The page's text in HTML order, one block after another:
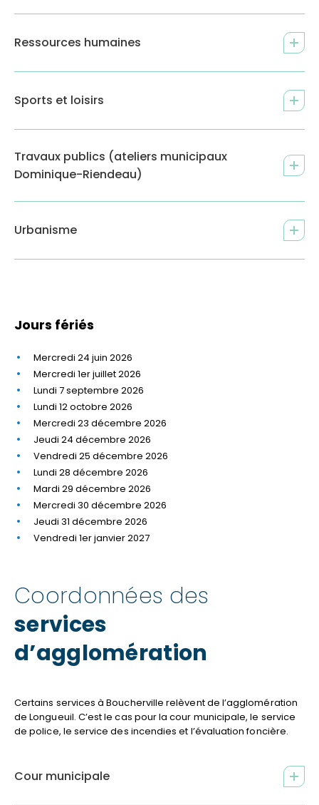
Ressources humaines
Sports et loisirs
Travaux publics (ateliers municipaux
Dominique-Riendeau)
Urbanisme
Jours fériés
Mercredi 24 juin 2026
Mercredi 1er juillet 2026
Lundi 7 septembre 2026
Lundi 12 octobre 2026
Mercredi 23 décembre 2026
Jeudi 24 décembre 2026
Vendredi 25 décembre 2026
Lundi 28 décembre 2026
Mardi 29 décembre 2026
Mercredi 30 décembre 2026
Jeudi 31 décembre 2026
Vendredi 1er janvier 2027
Coordonnées des
services
d’agglomération
Certains services à Boucherville relèvent de l’agglomération
de Longueuil. C’est le cas pour la cour municipale, le service
de police, le service des incendies et l’évaluation foncière.
Cour municipale